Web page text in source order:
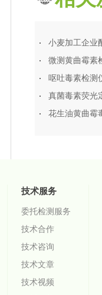
小麦加工企业
微测黄曲霉素
呕吐毒素检测
真菌毒素荧光
花生油黄曲霉
技术服务
委托检测服务
技术合作
技术咨询
技术文章
技术视频